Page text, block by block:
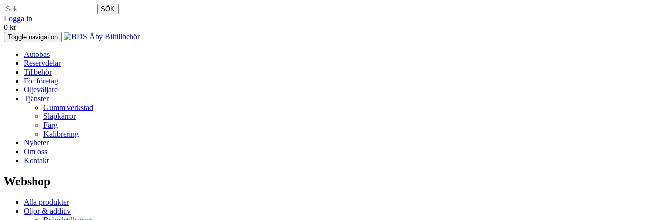
SÖK
Logga in
0 kr
Toggle navigation
Autobas
Reservdelar
Tillbehör
För företag
Oljeväljare
Tjänster
Gummiverkstad
Släpkärror
Färg
Kalibrering
Nyheter
Om oss
Kontakt
Webshop
Alla produkter
Oljor & additiv